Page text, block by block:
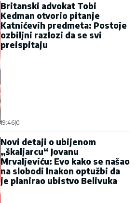
Britanski advokat Tobi
Kedman otvorio pitanje
Katnićevih predmeta: Postoje
ozbiljni razlozi da se svi
preispitaju
19:46 0
Novi detaji o ubijenom
„škaljarcu“ Jovanu
Mrvaljeviću: Evo kako se našao
na slobodi lnakon optužbi da
je planirao ubistvo Belivuka